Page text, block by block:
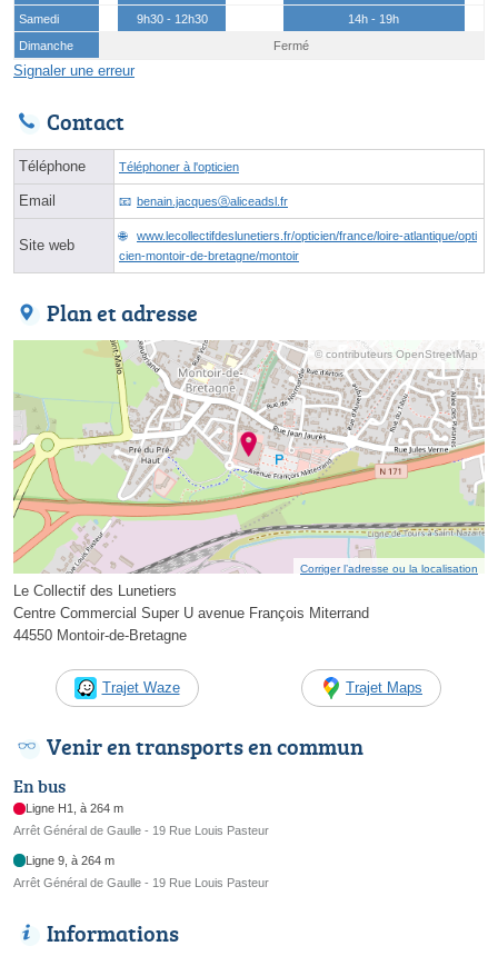
Samedi
9h30 - 12h30
14h - 19h
Dimanche
Fermé
Signaler une erreur
Contact
Téléphone Téléphoner à l'opticien
Email benain.jacquesⓐaliceadsl.fr
Site web
www.lecollectifdeslunetiers.fr/opticien/france/loire-atlantique/opti
cien-montoir-de-bretagne/montoir
Plan et adresse
© contributeurs OpenStreetMap
Corriger l’adresse ou la localisation
Le Collectif des Lunetiers
Centre Commercial Super U avenue François Miterrand
44550 Montoir-de-Bretagne
Trajet Waze Trajet Maps
Venir en transports en commun
En bus
Ligne H1, à 264 m
Arrêt Général de Gaulle - 19 Rue Louis Pasteur
Ligne 9, à 264 m
Arrêt Général de Gaulle - 19 Rue Louis Pasteur
Informations